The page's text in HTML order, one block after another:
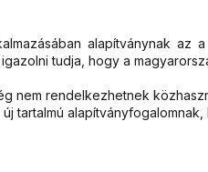
alapítványnak az
igazolni tudja, hogy a
nem rendelkezhetnek
tartalmú